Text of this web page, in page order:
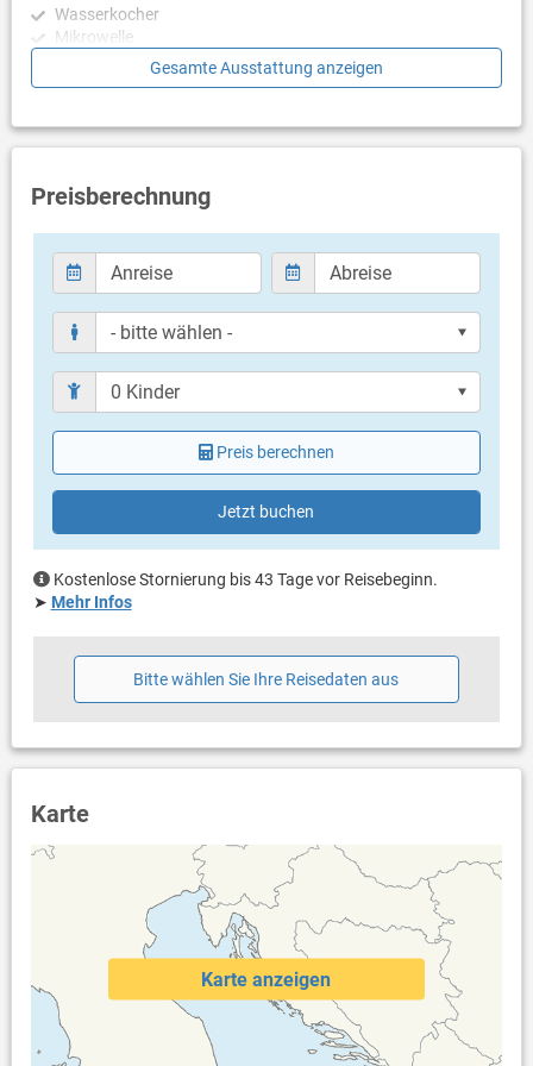
Wasserkocher
Mikrowelle
Schlafzimmer
Balkon/Terrasse, Fliesen
Schlafzimmer mit Doppelbett, Zugang zu Balkon/Terrasse,
Schlafzimmer mit Doppelbett, Zugang zu Balkon/Terrasse,
Fliesen
Schlafzimmer mit Doppelbett, Zugang zu Balkon/Terrasse,
Fliesen
Bad mit WC, Dusche (en suite)
Bad mit WC, Dusche (en suite)
Bad mit WC, Badewanne
Bestuhlung
eigene Terrasse
Bestuhlung
Sonnenschirm
Weitere Informationen
Grill vorhanden
Privater Parkplatz auf dem Grundstück
Swimmingpool (36 m²)
Dusche im Außenbereich
Haustier nicht erlaubt
Klimaanlage im Preis inklusive
Bettwäsche vorhanden
Handtücher vorhanden
Fön
Waschmaschine in der Unterkunft
Internet per WLAN
Gesamte Ausstattung anzeigen
Preisberechnung
Preis berechnen
Jetzt buchen
Kostenlose Stornierung bis 43 Tage vor Reisebeginn.
➤ Mehr Infos
Bitte wählen Sie Ihre Reisedaten aus
Karte
Karte anzeigen